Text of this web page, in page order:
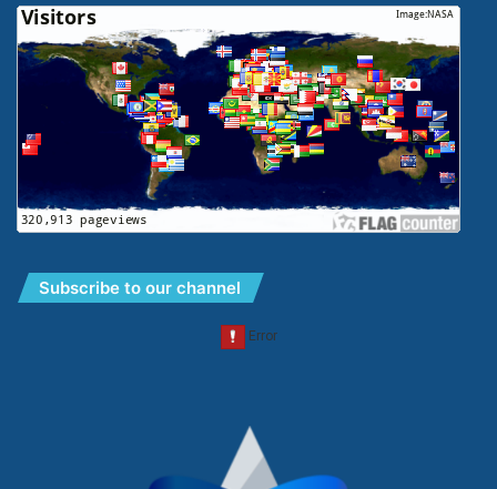
Subscribe to our channel